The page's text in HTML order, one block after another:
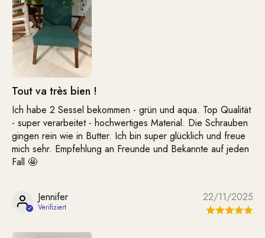
Tout va très bien !
Ich habe 2 Sessel bekommen - grün und aqua. Top Qualität
- super verarbeitet - hochwertiges Material. Die Schrauben
gingen rein wie in Butter. Ich bin super glücklich und freue
mich sehr. Empfehlung an Freunde und Bekannte auf jeden
Fall 🤩
22/11/2025
Jennifer